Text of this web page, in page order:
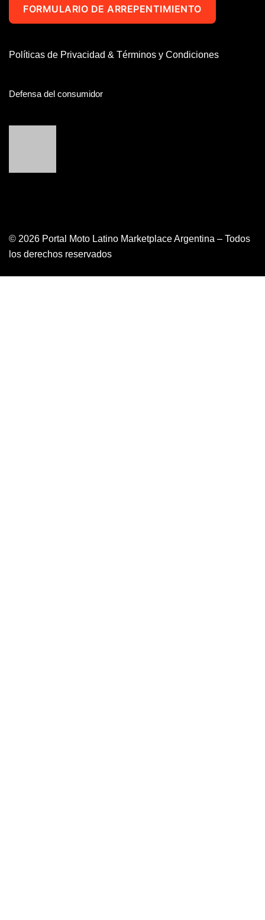
FORMULARIO DE ARREPENTIMIENTO
Políticas de Privacidad & Términos y Condiciones
Defensa del consumidor
© 2026 Portal Moto Latino Marketplace Argentina – Todos